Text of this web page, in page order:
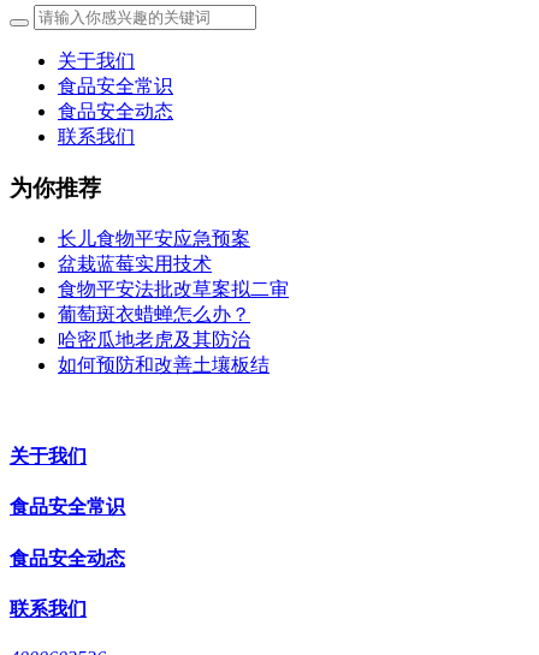
关于我们
食品安全常识
食品安全动态
联系我们
为你推荐
长儿食物平安应急预案
盆栽蓝莓实用技术
食物平安法批改草案拟二审
葡萄斑衣蜡蝉怎么办？
哈密瓜地老虎及其防治
如何预防和改善土壤板结
关于我们
食品安全常识
食品安全动态
联系我们